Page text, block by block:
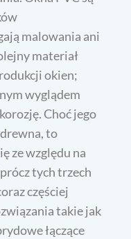
malowania ani
materiał
okien;
wyglądem
Choć jego
to
ze względu na
tych trzech
częściej
takie jak
łączące